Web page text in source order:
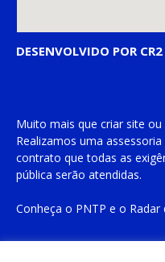
DESENVOLVIDO POR CR2
Muito mais que criar site ou
Realizamos uma assessoria
contrato que todas as
pública serão atendidas.
Conheça o PNTP e o Radar